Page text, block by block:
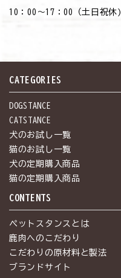
10：00～17：00（土日祝休)
CATEGORIES
DOGSTANCE
CATSTANCE
犬のお試し一覧
猫のお試し一覧
犬の定期購入商品
猫の定期購入商品
CONTENTS
ペットスタンスとは
鹿肉へのこだわり
こだわりの原材料と製法
ブランドサイト